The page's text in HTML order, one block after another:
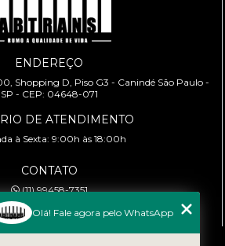
ENDEREÇO
Shopping D, Piso G3 - Canindé São Paulo -
SP - CEP: 04648-071
DE ATENDIMENTO
à Sexta: 9:00h às 18:00h
CONTATO
(11) 99458-7351
Olá! Fale agora pelo WhatsApp